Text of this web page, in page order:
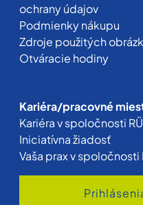
ochrany údajov
Podmienky nákupu
Zdroje použitých
Otváracie hodiny
Kariéra/pracovné
Kariéra v spoločnosti
Iniciatívna žiadosť
Vaša prax v spoločnosti